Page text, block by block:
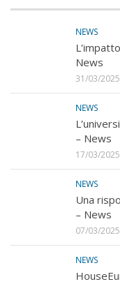
NEWS
News
31/03/2025
NEWS
– News
17/03/2025
NEWS
Una
– News
07/03/2025
NEWS